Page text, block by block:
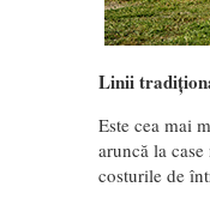
Linii
Este cea mai
aruncă la
costurile de